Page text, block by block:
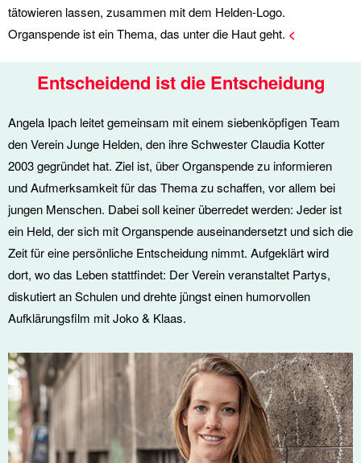
tätowieren lassen, zusammen mit dem Helden-Logo.
Organspende ist ein Thema, das unter die Haut geht. <
Entscheidend ist die Entscheidung
Angela Ipach leitet gemeinsam mit einem siebenköpfigen Team
den Verein Junge Helden, den ihre Schwester Claudia Kotter
2003 gegründet hat. Ziel ist, über Organspende zu informieren
und Aufmerksamkeit für das Thema zu schaffen, vor allem bei
jungen Menschen. Dabei soll keiner überredet werden: Jeder ist
ein Held, der sich mit Organspende auseinandersetzt und sich die
Zeit für eine persönliche Entscheidung nimmt. Aufgeklärt wird
dort, wo das Leben stattfindet: Der Verein veranstaltet Partys,
diskutiert an Schulen und drehte jüngst einen humorvollen
Aufklärungsfilm mit Joko & Klaas.